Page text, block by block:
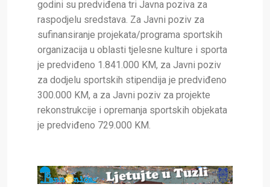
godini su predviđena tri Javna poziva za
raspodjelu sredstava. Za Javni poziv za
sufinansiranje projekata/programa sportskih
organizacija u oblasti tjelesne kulture i sporta
je predviđeno 1.841.000 KM, za Javni poziv
za dodjelu sportskih stipendija je predviđeno
300.000 KM, a za Javni poziv za projekte
rekonstrukcije i opremanja sportskih objekata
je predviđeno 729.000 KM.